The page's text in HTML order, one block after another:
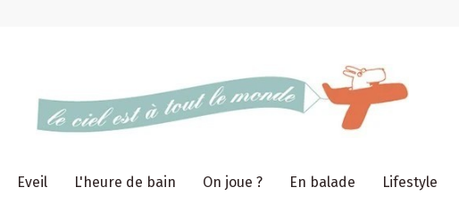
Eveil L'heure de bain On joue ? En balade Lifestyle